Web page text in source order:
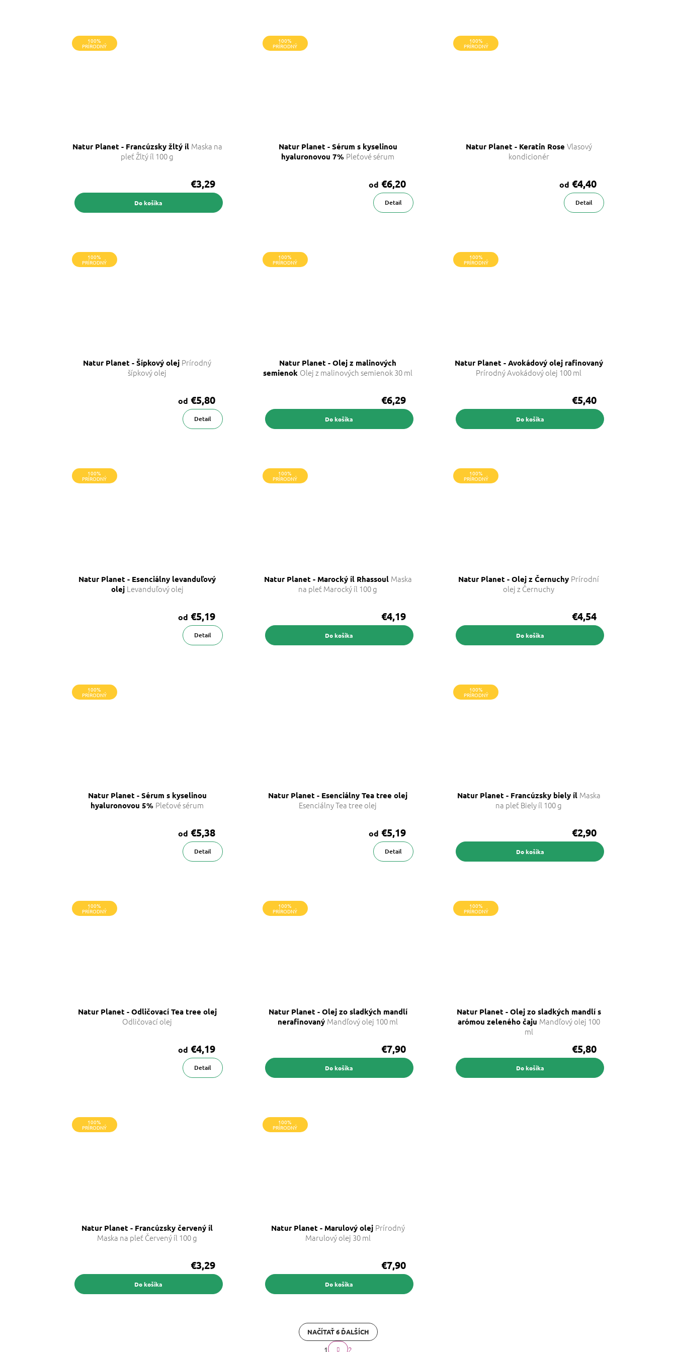
100%
PRÍRODNÝ
Natur Planet - Francúzsky žltý íl Maska na
pleť Žltý íl 100 g
€3,29
Do košíka
100%
PRÍRODNÝ
Natur Planet - Sérum s kyselinou
hyaluronovou 7% Pleťové sérum
od €6,20
Detail
100%
PRÍRODNÝ
Natur Planet - Keratin Rose Vlasový
kondicionér
od €4,40
Detail
100%
PRÍRODNÝ
Natur Planet - Šípkový olej Prírodný
šípkový olej
od €5,80
Detail
100%
PRÍRODNÝ
Natur Planet - Olej z malinových
semienok Olej z malinových semienok 30 ml
€6,29
Do košíka
100%
PRÍRODNÝ
Natur Planet - Avokádový olej rafinovaný
Prírodný Avokádový olej 100 ml
€5,40
Do košíka
100%
PRÍRODNÝ
Natur Planet - Esenciálny levanduľový
olej Levanduľový olej
od €5,19
Detail
100%
PRÍRODNÝ
Natur Planet - Marocký íl Rhassoul Maska
na pleť Marocký íl 100 g
€4,19
Do košíka
100%
PRÍRODNÝ
Natur Planet - Olej z Černuchy Prírodní
olej z Černuchy
€4,54
Do košíka
100%
PRÍRODNÝ
Natur Planet - Sérum s kyselinou
hyaluronovou 5% Pleťové sérum
od €5,38
Detail
Natur Planet - Esenciálny Tea tree olej
Esenciálny Tea tree olej
od €5,19
Detail
100%
PRÍRODNÝ
Natur Planet - Francúzsky biely íl Maska
na pleť Biely íl 100 g
€2,90
Do košíka
100%
PRÍRODNÝ
Natur Planet - Odličovací Tea tree olej
Odličovací olej
od €4,19
Detail
100%
PRÍRODNÝ
Natur Planet - Olej zo sladkých mandlí
nerafinovaný Mandľový olej 100 ml
€7,90
Do košíka
100%
PRÍRODNÝ
Natur Planet - Olej zo sladkých mandlí s
arómou zeleného čaju Mandľový olej 100
ml
€5,80
Do košíka
100%
PRÍRODNÝ
Natur Planet - Francúzsky červený íl
Maska na pleť Červený íl 100 g
€3,29
Do košíka
100%
PRÍRODNÝ
Natur Planet - Marulový olej Prírodný
Marulový olej 30 ml
€7,90
Do košíka
NAČÍTAŤ 6 ĎALŠÍCH
S
1 2